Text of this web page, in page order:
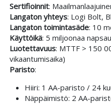
Sertifioinnit:
Langaton yhteys: Logi Bolt,
Langaton toimintasäde: 10
Käyttöikä: 5 miljoonaa
Luotettavuus: MTTF > 150
vikaantumisaika)
Paristo:
Hiiri: 1 AA-paristo / 24
Näppäimistö: 2 AA-